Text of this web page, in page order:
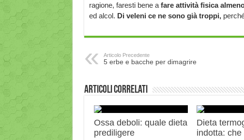
ragione, faresti bene a fare attività fisica
ed alcol. Di veleni ce ne sono già troppi,
Articolo Precedente
5 erbe e bacche per dimagrire
Articoli correlati
Ossa deboli: quale dieta
prediligere
Dieta
indotta: che